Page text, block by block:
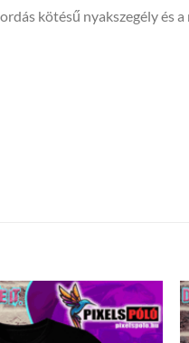
kötésű nyakszegély és